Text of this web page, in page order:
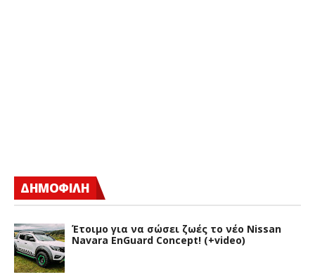
ΔΗΜΟΦΙΛΗ
Έτοιμο για να σώσει ζωές το νέο Nissan
Navara EnGuard Concept! (+video)